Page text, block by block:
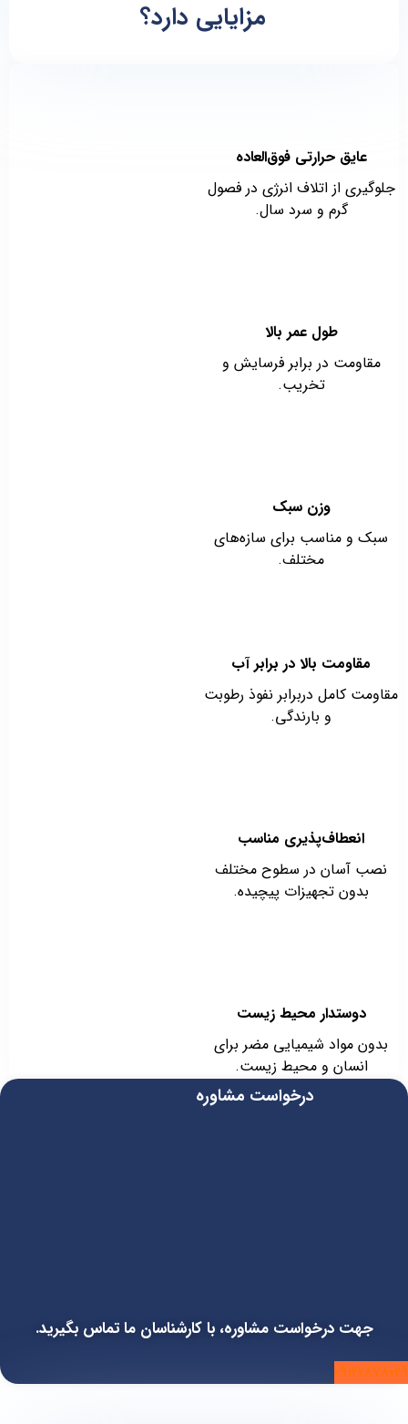
مزایایی دارد؟
عایق حرارتی فوق‌العاده
جلوگیری از اتلاف انرژی در فصول
گرم و سرد سال.
طول عمر بالا
مقاومت در برابر فرسایش و
تخریب.
وزن سبک
سبک و مناسب برای سازه‌های
مختلف.
مقاومت بالا در برابر آب
مقاومت کامل دربرابر نفوذ رطوبت
و بارندگی.
انعطاف‌پذیری مناسب
نصب آسان در سطوح مختلف
بدون تجهیزات پیچیده.
دوستدار محیط زیست
بدون مواد شیمیایی مضر برای
انسان و محیط زیست.
درخواست مشاوره
جهت درخواست مشاوره، با کارشناسان ما تماس بگیرید.
09122878029